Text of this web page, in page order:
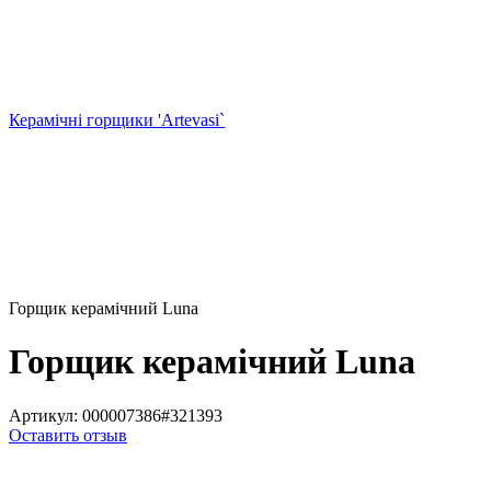
Керамічні горщики 'Artevasi`
Горщик керамічний Luna
Горщик керамічний Luna
Артикул: 000007386#321393
Оставить отзыв